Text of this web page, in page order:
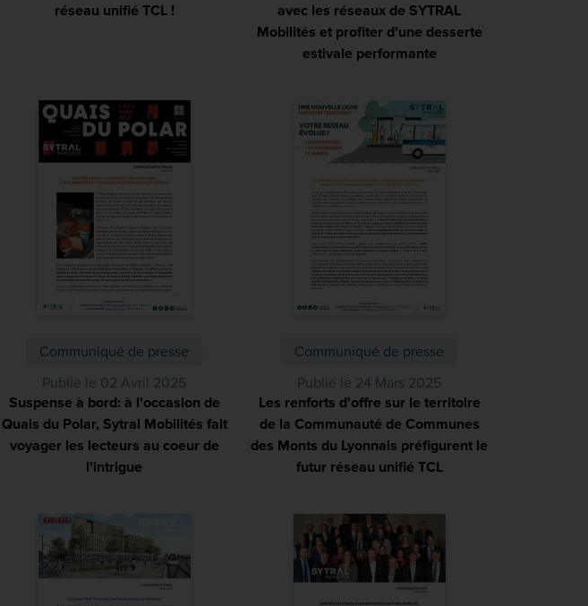
réseau unifié TCL !
avec les réseaux de SYTRAL
Mobilités et profiter d’une desserte
estivale performante
Communiqué de presse
Publié le 02 Avril 2025
Suspense à bord: à l'occasion de
Quais du Polar, Sytral Mobilités fait
voyager les lecteurs au coeur de
l'intrigue
Communiqué de presse
Publié le 24 Mars 2025
Les renforts d'offre sur le territoire
de la Communauté de Communes
des Monts du Lyonnais préfigurent le
futur réseau unifié TCL(PDF)